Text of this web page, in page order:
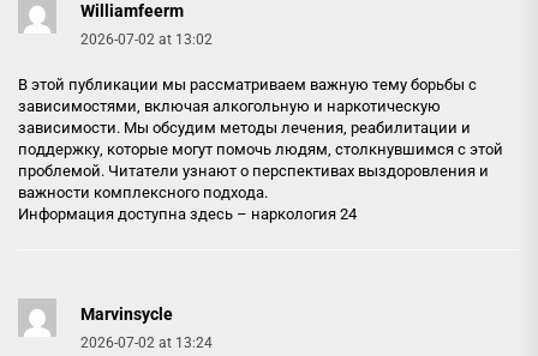
Williamfeerm
2026-07-02 at 13:02
В этой публикации мы рассматриваем важную тему борьбы с
зависимостями, включая алкогольную и наркотическую
зависимости. Мы обсудим методы лечения, реабилитации и
поддержку, которые могут помочь людям, столкнувшимся с этой
проблемой. Читатели узнают о перспективах выздоровления и
важности комплексного подхода.
Информация доступна здесь – наркология 24
Marvinsycle
2026-07-02 at 13:24